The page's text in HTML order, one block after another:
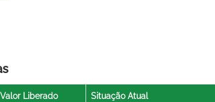
Valor Liberado Situação Atual